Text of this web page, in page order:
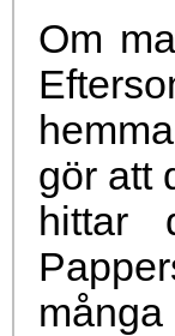
Om
gör att
hittar